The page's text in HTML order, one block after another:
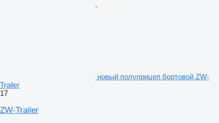
новый полуприцеп бортовой ZW-
Trailer
17
ZW-Trailer